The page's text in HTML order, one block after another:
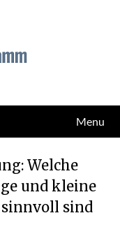
Menu
Welche
und kleine
sind